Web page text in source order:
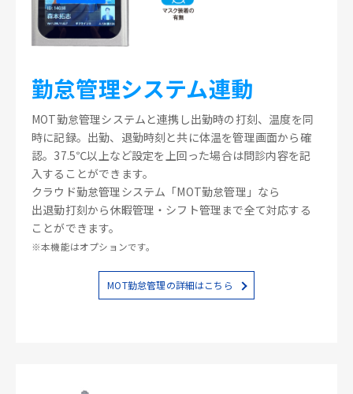
勤怠管理システム連動
MOT勤怠管理システムと連携し出勤時の打刻、温度を同
時に記録。出勤、退勤時刻と共に体温を管理画面から確
認。37.5℃以上など設定を上回った場合は問診内容を記
入することができます。
クラウド勤怠管理システム「MOT勤怠管理」なら
出退勤打刻から休暇管理・シフト管理まで全て対応する
ことができます。
※本機能はオプションです。
MOT勤怠管理の詳細はこちら